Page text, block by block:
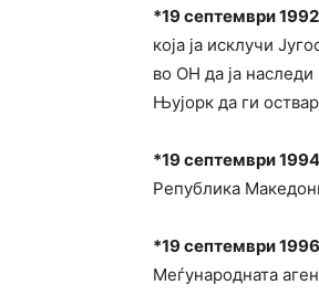
*19 септември
која ја исклучи
во ОН да ја наследи
Њујорк да ги
*19 септември
Република
*19 септември
Меѓународната